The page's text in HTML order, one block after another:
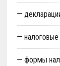
—
—
— формы